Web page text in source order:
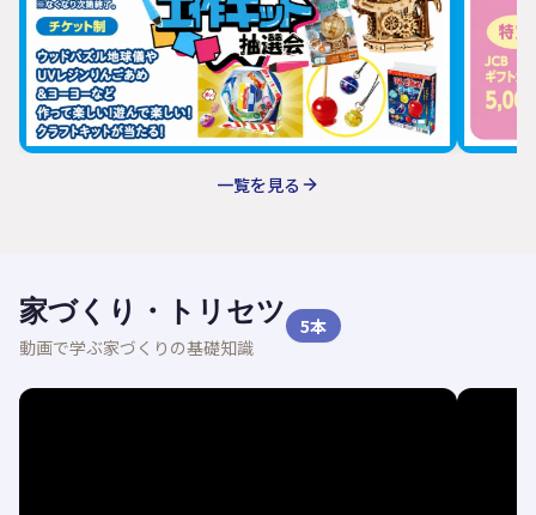
一覧を見る
家づくり・トリセツ
動画で学ぶ家づくりの基礎知識
5本